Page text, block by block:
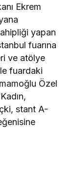
Ekrem
yapan
fuarına
ve atölye
fuardaki
Özel
stant A-